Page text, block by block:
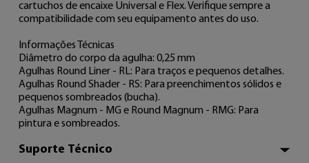
cartuchos de encaixe Universal e Flex. Verifique sempre a
compatibilidade com seu equipamento antes do uso.
Informações Técnicas
Diâmetro do corpo da agulha: 0,25 mm
Agulhas Round Liner - RL: Para traços e pequenos detalhes.
Agulhas Round Shader - RS: Para preenchimentos sólidos e
pequenos sombreados (bucha).
Agulhas Magnum - MG e Round Magnum - RMG: Para
pintura e sombreados.
Suporte Técnico